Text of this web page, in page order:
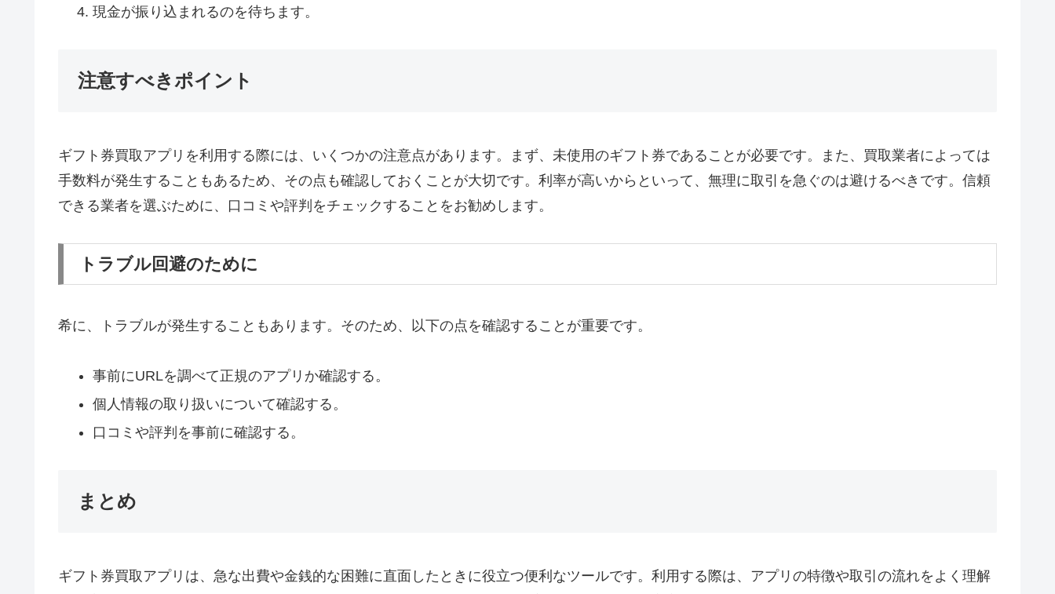
現金が振り込まれるのを待ちます。
注意すべきポイント
ギフト券買取アプリを利用する際には、いくつかの注意点があります。まず、未使用のギフト券であることが必要です。また、買取業者によっては
手数料が発生することもあるため、その点も確認しておくことが大切です。利率が高いからといって、無理に取引を急ぐのは避けるべきです。信頼
できる業者を選ぶために、口コミや評判をチェックすることをお勧めします。
トラブル回避のために
希に、トラブルが発生することもあります。そのため、以下の点を確認することが重要です。
事前にURLを調べて正規のアプリか確認する。
個人情報の取り扱いについて確認する。
口コミや評判を事前に確認する。
まとめ
ギフト券買取アプリは、急な出費や金銭的な困難に直面したときに役立つ便利なツールです。利用する際は、アプリの特徴や取引の流れをよく理解